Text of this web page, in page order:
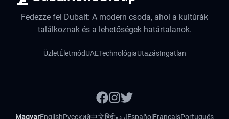
Fedezze fel Dubait: A modern csoda, ahol a kultúrák
találkoznak és a lehetőségek határtalanok.
ÜzletÉletmódUAETechnológiaUtazásIngatlan
MagyarEnglishРусский中文हिंदीاردوEspañol FrançaisPortuguês